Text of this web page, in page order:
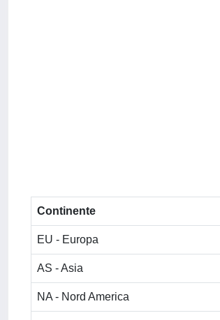
Continente
EU - Europa
AS - Asia
NA - Nord America